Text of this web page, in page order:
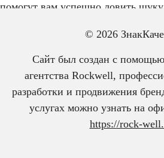
помогут вам успешно ловить
ваша рыбалка была успешной и
© 2026
Сайт был создан с
агентства Rockwell,
разработки и продвижения
услугах можно узнать на
https://rock-